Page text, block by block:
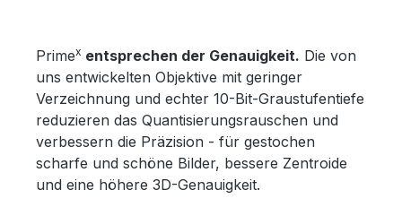
Primex entsprechen der Genauigkeit. Die von
uns entwickelten Objektive mit geringer
Verzeichnung und echter 10-Bit-Graustufentiefe
reduzieren das Quantisierungsrauschen und
verbessern die Präzision - für gestochen
scharfe und schöne Bilder, bessere Zentroide
und eine höhere 3D-Genauigkeit.